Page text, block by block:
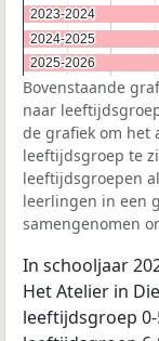
2023-2024
2023-2024
2024-2025
2024-2025
2025-2026
2025-2026
Bovenstaande
naar
de grafiek om het
leeftijdsgroep te
leeftijdsgroepen
leerlingen in een
samengenomen
In schooljaar
Het Atelier in
leeftijdsgroep